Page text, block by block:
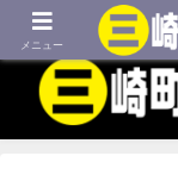
MBTIネタや
メニュー